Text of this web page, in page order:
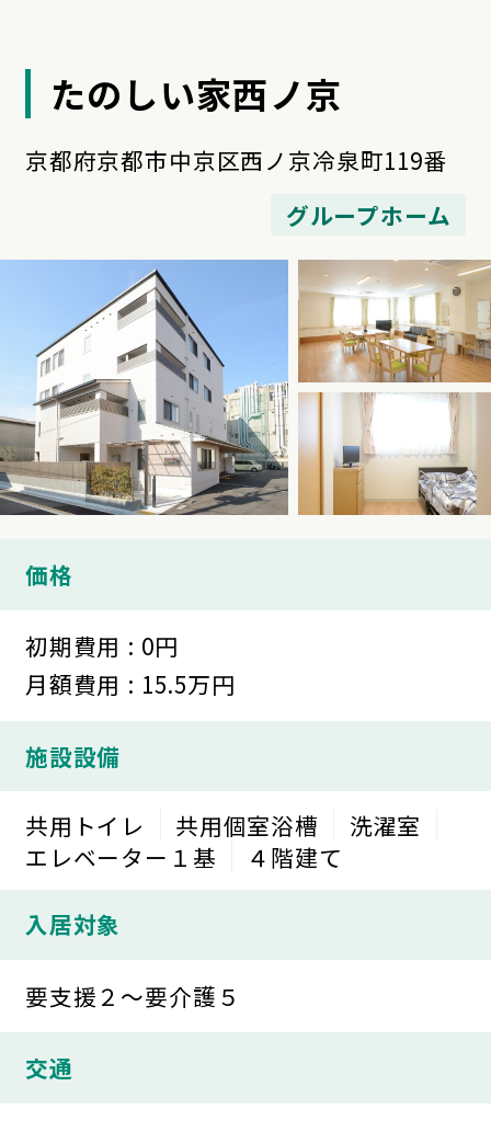
たのしい家西ノ京
京都府京都市中京区西ノ京冷泉町119番
グループホーム
価格
初期費用 : 0円
月額費用 : 15.5万円
施設設備
共用トイレ 共用個室浴槽
洗濯室
エレベーター１基
４階建て
入居対象
要支援２～要介護５
交通